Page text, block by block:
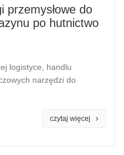
przemysłowe do
po hutnictwo
logistyce, handlu
narzędzi do